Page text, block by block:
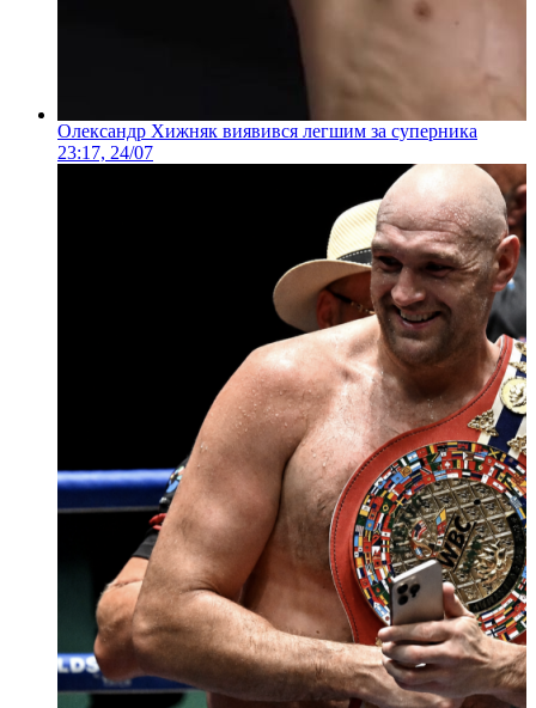
Олександр Хижняк виявився легшим за суперника
23:17, 24/07